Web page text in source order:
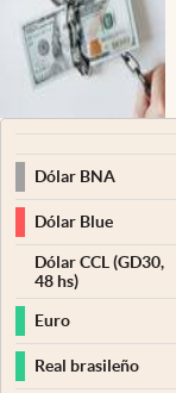
Dólar BNA
Dólar Blue
Dólar CCL (GD30,
48 hs)
Euro
Real brasileño